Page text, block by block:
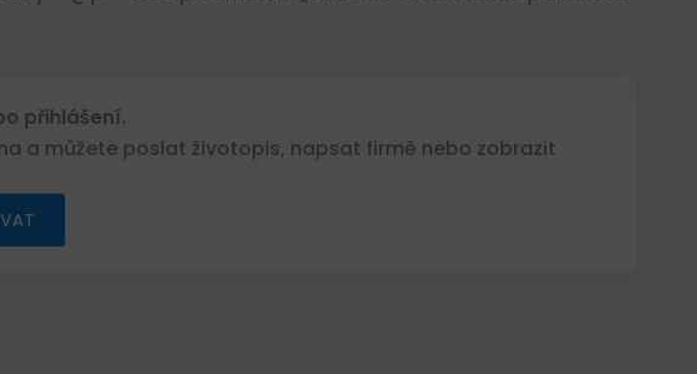
přihlášení.
a můžete poslat životopis, napsat firmě nebo zobrazit